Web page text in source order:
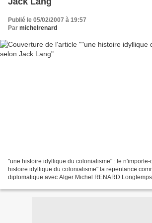
Publié le 05/02/2007 à 19:57
Par michelrenard
"une histoire idyllique du colonialisme" : le
histoire idyllique du colonialisme" la repentance
diplomatique avec Alger Michel RENARD